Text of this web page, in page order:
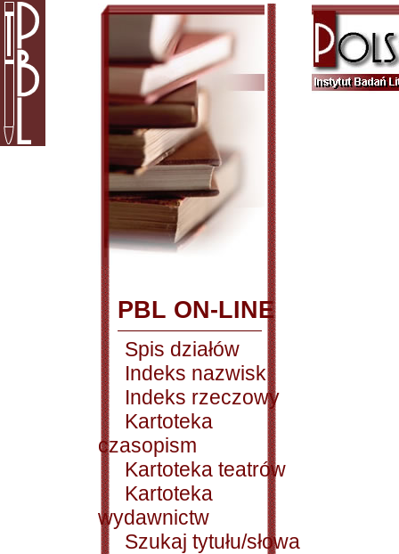
PBL ON-LINE
Spis działów
Indeks nazwisk
Indeks rzeczowy
Kartoteka
czasopism
Kartoteka teatrów
Kartoteka
wydawnictw
Szukaj tytułu/słowa